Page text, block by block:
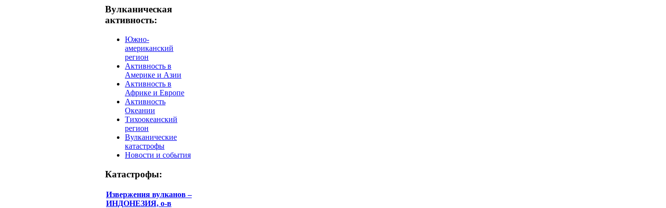
Вулканическая
активность:
Южно-
американский
регион
Активность в
Америке и Азии
Активность в
Африке и Европе
Активность
Океании
Тихоокеанский
регион
Вулканические
катастрофы
Новости и события
Катастрофы:
Извержения вулканов –
ИНДОНЕЗИЯ, о-в